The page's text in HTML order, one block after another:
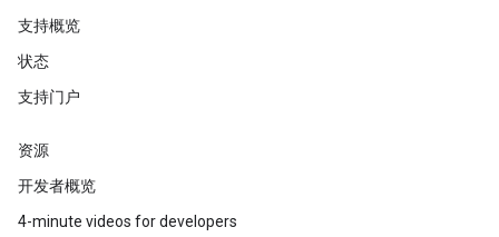
支持概览
状态
支持门户
资源
开发者概览
4-minute videos for developers